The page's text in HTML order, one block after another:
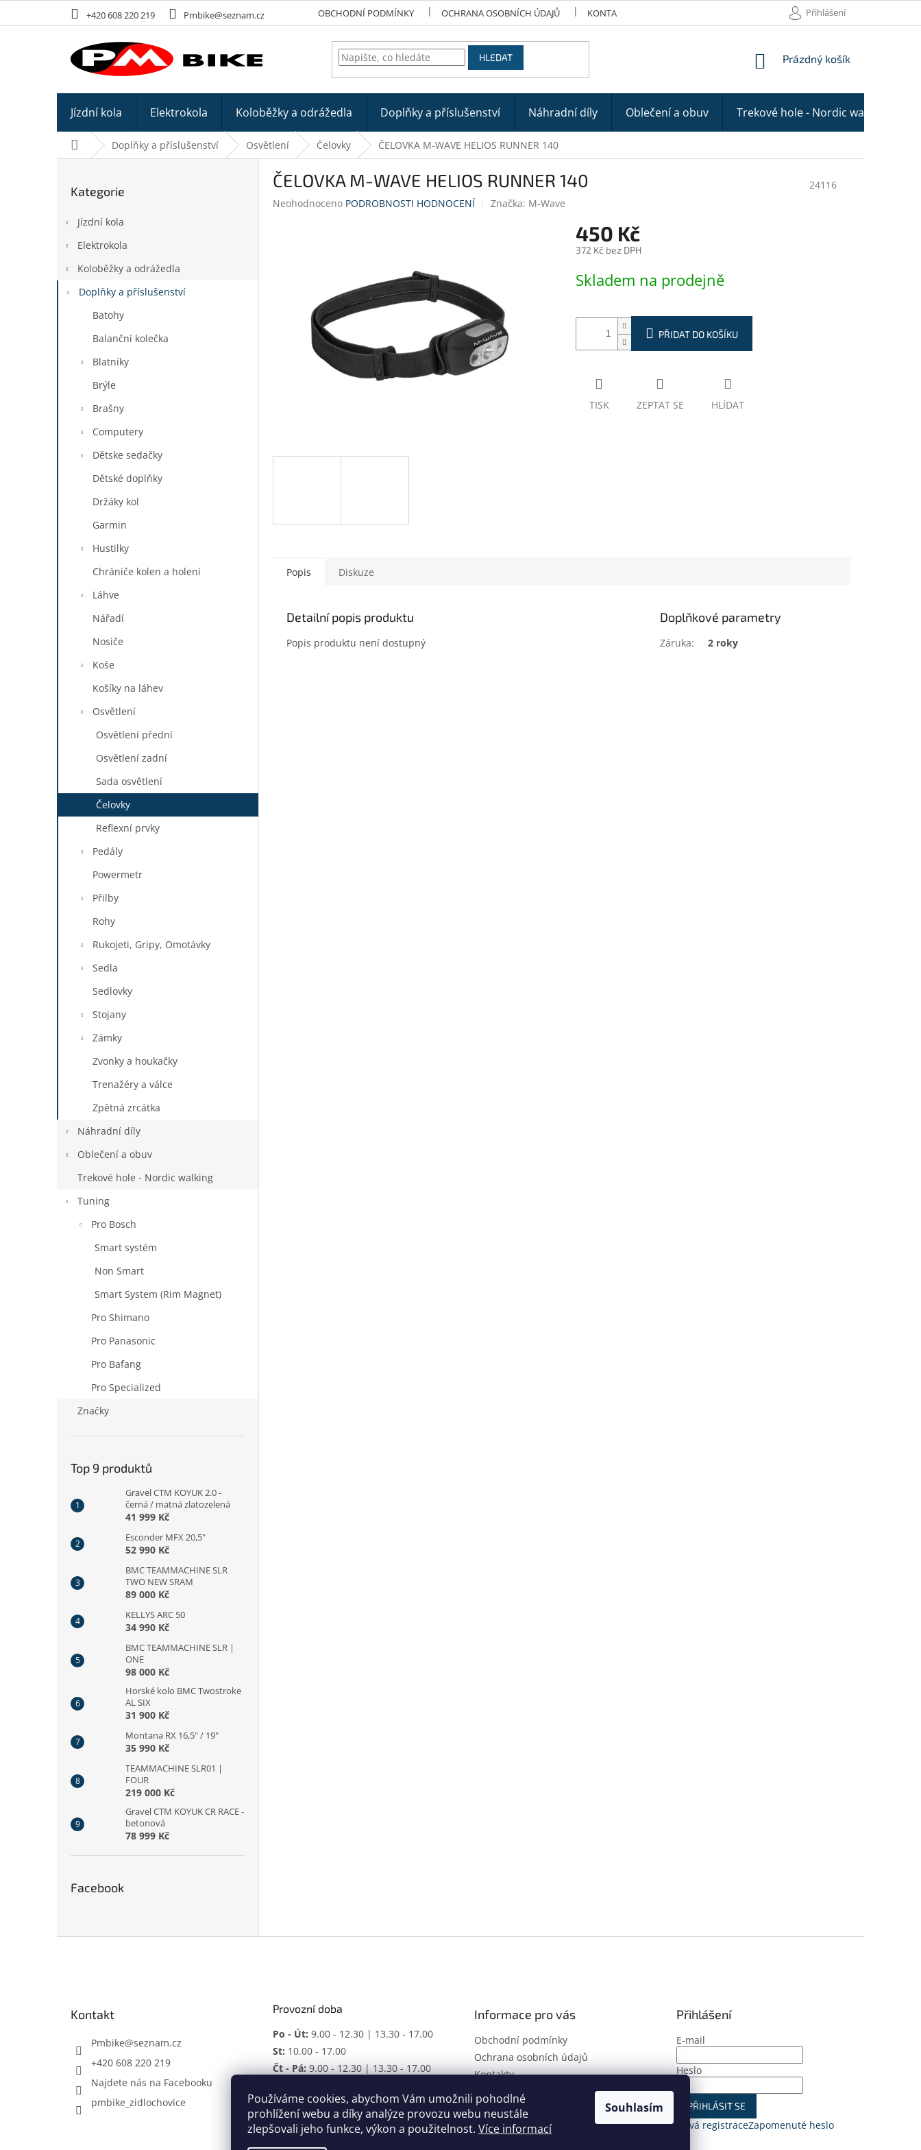
Používáme cookies, abychom Vám umožnili pohodlné
prohlížení webu a díky analýze provozu webu neustále
zlepšovali jeho funkce, výkon a použitelnost. Více informací
Souhlasím
+420 608 220 219 Pmbike@seznam.cz OBCHODNÍ PODMÍNKY OCHRANA OSOBNÍCH ÚDAJŮ KONTAKTY Přihlášení
HLEDAT
NÁKUPNÍ
Prázdný košík
Jízdní kola Elektrokola Koloběžky a odrážedla Doplňky a příslušenství Náhradní díly Oblečení a obuv Trekové hole - Nordic walking
Domů Doplňky a příslušenství Osvětlení Čelovky ČELOVKA M-WAVE HELIOS RUNNER 140
Přeskočit
Kategorie
Jízdní kola
Elektrokola
Koloběžky a odrážedla
Doplňky a příslušenství
Batohy
Balanční kolečka
Blatníky
Brýle
Brašny
Computery
Dětske sedačky
Dětské doplňky
Držáky kol
Garmin
Hustilky
Chrániče kolen a holení
Láhve
Nářadí
Nosiče
Koše
Košíky na láhev
Osvětlení
Osvětlení přední
Osvětlení zadní
Sada osvětlení
Čelovky
Reflexní prvky
Pedály
Powermetr
Přilby
Rohy
Rukojeti, Gripy, Omotávky
Sedla
Sedlovky
Stojany
Zámky
Zvonky a houkačky
Trenažéry a válce
Zpětná zrcátka
Náhradní díly
Oblečení a obuv
Trekové hole - Nordic walking
Tuning
Pro Bosch
Smart systém
Non Smart
Smart System (Rim Magnet)
Pro Shimano
Pro Panasonic
Pro Bafang
Pro Specialized
Značky
Top 9 produktů
Gravel CTM KOYUK 2.0 -
černá / matná zlatozelená
41 999 Kč
Esconder MFX 20,5"
52 990 Kč
BMC TEAMMACHINE SLR
TWO NEW SRAM
89 000 Kč
KELLYS ARC 50
34 990 Kč
BMC TEAMMACHINE SLR |
ONE
98 000 Kč
Horské kolo BMC Twostroke
AL SIX
31 900 Kč
Montana RX 16,5" / 19"
35 990 Kč
TEAMMACHINE SLR01 |
FOUR
219 000 Kč
Gravel CTM KOYUK CR RACE -
betonová
78 999 Kč
Facebook
ČELOVKA M-WAVE HELIOS RUNNER 140
24116
Průměrné
Neohodnoceno PODROBNOSTI HODNOCENÍ Značka: M-Wave
450 Kč
372 Kč bez DPH
cena:
Skladem na prodejně
PŘIDAT DO KOŠÍKU
TISK ZEPTAT SE HLÍDAT
Popis Diskuze
Detailní popis produktu
Popis produktu není dostupný
Doplňkové parametry
Záruka: 2 roky
Kontakt
Pmbike@seznam.cz
+420 608 220 219
Najdete nás na Facebooku
pmbike_zidlochovice
Provozní doba
Po - Út: 9.00 - 12.30 | 13.30 - 17.00
St: 10.00 - 17.00
Čt - Pá:9.00 - 12.30 | 13.30 - 17.00
Mimo pracovní dobu dle domluvy.
Informace pro vás
Obchodní podmínky
Ochrana osobních údajů
Kontakty
Přihlášení
E-mail
Heslo
PŘIHLÁSIT SE
Nová registraceZapomenuté heslo